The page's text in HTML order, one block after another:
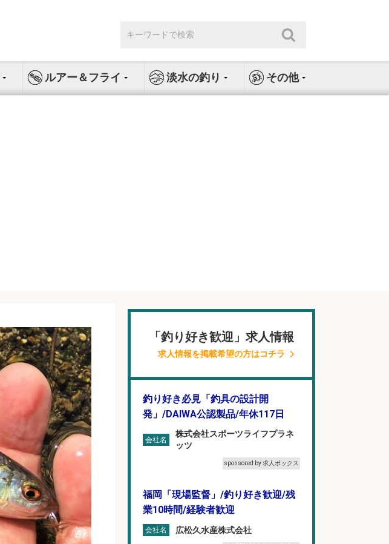
索:
ルアー＆フライ 淡水の釣り その他
「釣り好き歓迎」求人情報
求人情報を掲載希望の方はコチラ
釣り好き必見「釣具の設計開
発」/DAIWA公認製品/年休117日
会社名
株式会社スポーツライフプラネ
ッツ
sponsored by 求人ボックス
福岡「現場監督」/釣り好き歓迎/残
業10時間/経験者歓迎
会社名 広松久水産株式会社